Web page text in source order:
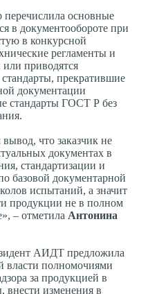
перечислила основные
в документообороте при
в конкурсной
регламенты и
приводятся
прекратившие
документации
стандарты ГОСТ Р без
что заказчик не
документах в
стандартизации и
базовой документарной
испытаний, а значит
продукции не в полном
– отметила Антонина
АИДТ предложила
власти полномочиями
за продукцией в
внести изменения в